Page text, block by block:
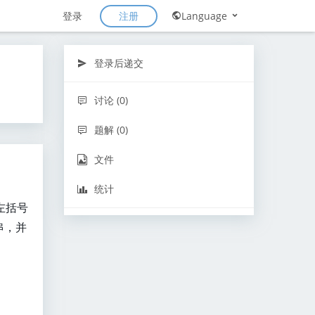
登录 注册 Language
括号
，并
登录后递交
讨论 (0)
题解 (0)
文件
统计